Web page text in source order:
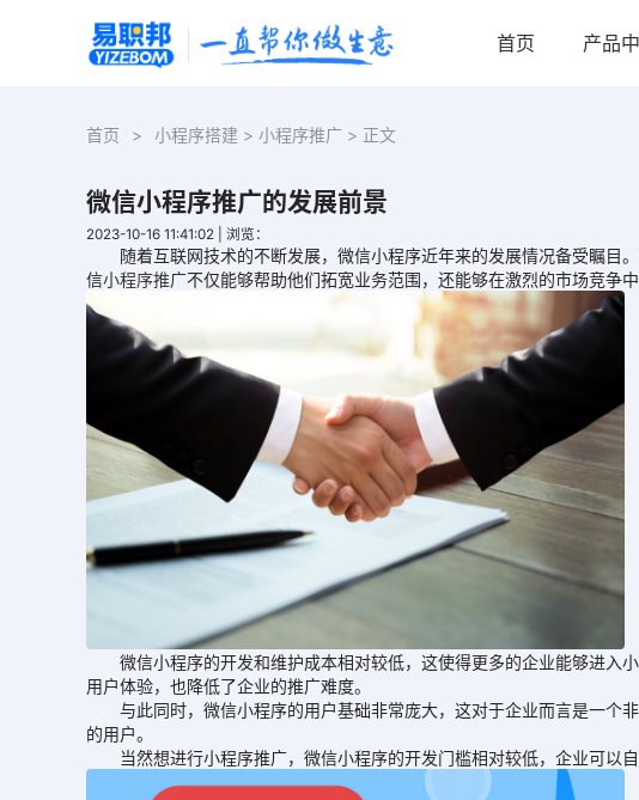
首页 产品
首页 > 小程序搭建 > 小程序推广 > 正文
微信小程序推广的发展前景
2023-10-16 11:41:02 浏览：
随着互联网技术的不断发展，微信小程序近年来的发展情况备受瞩目
信小程序推广不仅能够帮助他们拓宽业务范围，还能够在激烈的市场竞争中
微信小程序的开发和维护成本相对较低，这使得更多的企业能够进入
用户体验，也降低了企业的推广难度。
与此同时，微信小程序的用户基础非常庞大，这对于企业而言是一个
的用户。
当然想进行小程序推广，微信小程序的开发门槛相对较低，企业可以自